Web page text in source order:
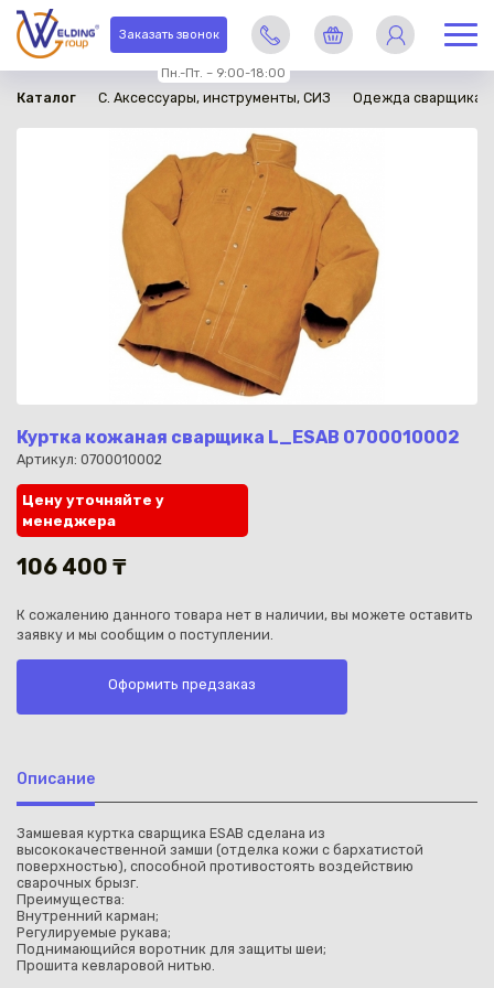
Заказать звонок
Пн.-Пт. – 9:00-18:00
Каталог C. Аксессуары, инструменты, СИЗ Одежда сварщика
Куртка кожаная сварщика L_ESAB 0700010002
Артикул: 0700010002
в наличии
Цену уточняйте у
менеджера
106 400 ₸
К сожалению данного товара нет в наличии, вы можете оставить
заявку и мы сообщим о поступлении.
Оформить предзаказ
Описание
Замшевая куртка сварщика ESAB сделана из
высококачественной замши (отделка кожи с бархатистой
поверхностью), способной противостоять воздействию
сварочных брызг.
Преимущества:
Внутренний карман;
Регулируемые рукава;
Поднимающийся воротник для защиты шеи;
Прошита кевларовой нитью.